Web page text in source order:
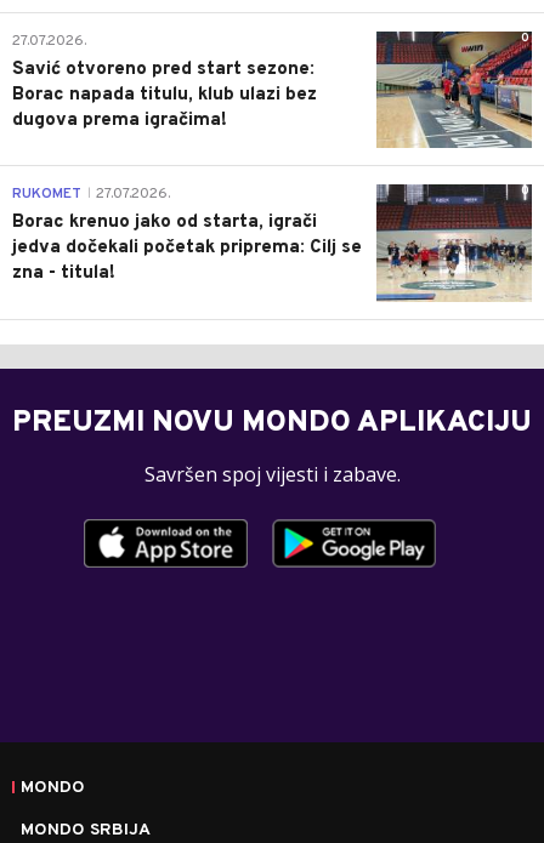
0
27.07.2026.
Savić otvoreno pred start sezone:
Borac napada titulu, klub ulazi bez
dugova prema igračima!
0
RUKOMET 27.07.2026.
Borac krenuo jako od starta, igrači
jedva dočekali početak priprema: Cilj se
zna - titula!
PREUZMI NOVU MONDO APLIKACIJU
Savršen spoj vijesti i zabave.
MONDO
MONDO SRBIJA